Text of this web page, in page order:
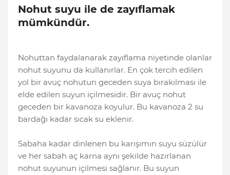
Nohut suyu ile de zayıflamak
mümkündür.
Nohuttan faydalanarak zayıflama niyetinde olanlar
nohut suyunu da kullanırlar. En çok tercih edilen
yol bir avuç nohutun geceden suya bırakılması ile
elde edilen suyun içilmesidir. Bir avuç nohut
geceden bir kavanoza koyulur. Bu kavanoza 2 su
bardağı kadar sıcak su eklenir.
Sabaha kadar dinlenen bu karışımın suyu süzülür
ve her sabah aç karna aynı şekilde hazırlanan
nohut suyunun içilmesi sağlanır. Bu suyun